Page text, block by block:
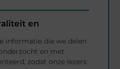
en
informatie die we delen
en met
zodat onze lezers